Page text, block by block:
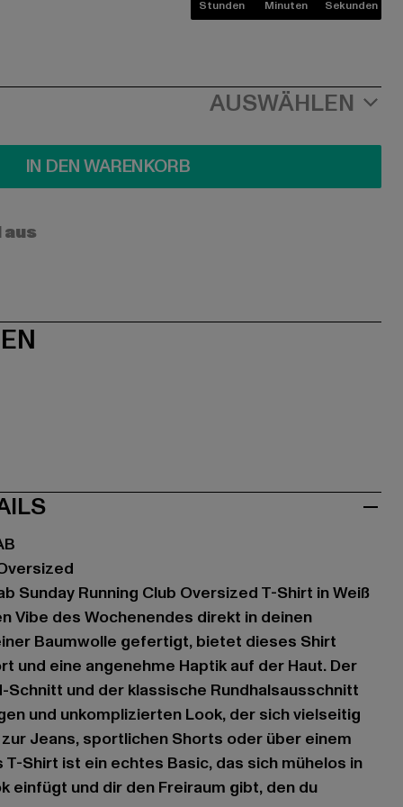
Stunden Minuten Sekunden
AUSWÄHLEN
IN DEN WARENKORB
Sunday Running Club Oversized T-Shirt in Weiß
Vibe des Wochenendes direkt in deinen
Baumwolle gefertigt, bietet dieses Shirt
und eine angenehme Haptik auf der Haut. Der
und der klassische Rundhalsausschnitt
und unkomplizierten Look, der sich vielseitig
Jeans, sportlichen Shorts oder über einem
Shirt ist ein echtes Basic, das sich mühelos in
einfügt und dir den Freiraum gibt, den du